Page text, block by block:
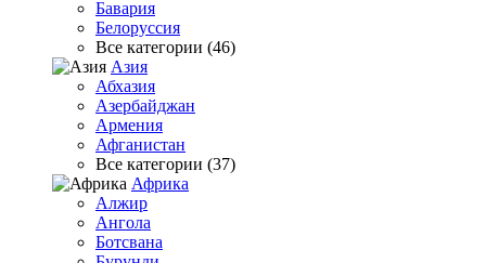
Бавария
Белоруссия
Все категории (46)
Азия
Абхазия
Азербайджан
Армения
Афганистан
Все категории (37)
Африка
Алжир
Ангола
Ботсвана